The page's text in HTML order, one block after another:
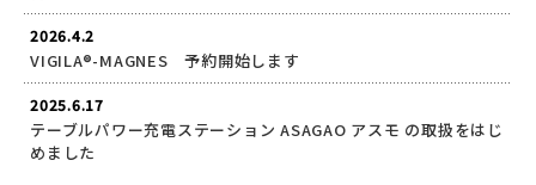
2026.4.2
VIGILA®-MAGNES 予約開始します
2025.6.17
テーブルパワー充電ステーション ASAGAO アスモ の取扱をはじ
めました